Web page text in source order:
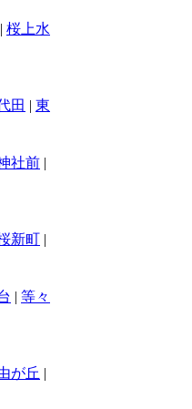
| 桜上水
田 | 東
社前 |
新町 |
| 等々
が丘 |